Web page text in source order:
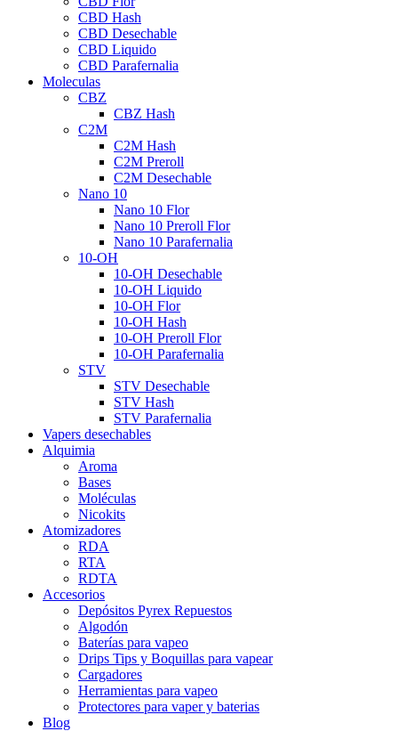
CBD Hash
CBD Desechable
CBD Liquido
CBD Parafernalia
Moleculas
CBZ
CBZ Hash
C2M
C2M Hash
C2M Preroll
C2M Desechable
Nano 10
Nano 10 Flor
Nano 10 Preroll Flor
Nano 10 Parafernalia
10-OH
10-OH Desechable
10-OH Liquido
10-OH Flor
10-OH Hash
10-OH Preroll Flor
10-OH Parafernalia
STV
STV Desechable
STV Hash
STV Parafernalia
Vapers desechables
Alquimia
Aroma
Bases
Moléculas
Nicokits
Atomizadores
RDA
RTA
RDTA
Accesorios
Depósitos Pyrex Repuestos
Algodón
Baterías para vapeo
Drips Tips y Boquillas para vapear
Cargadores
Herramientas para vapeo
Protectores para vaper y baterias
Blog